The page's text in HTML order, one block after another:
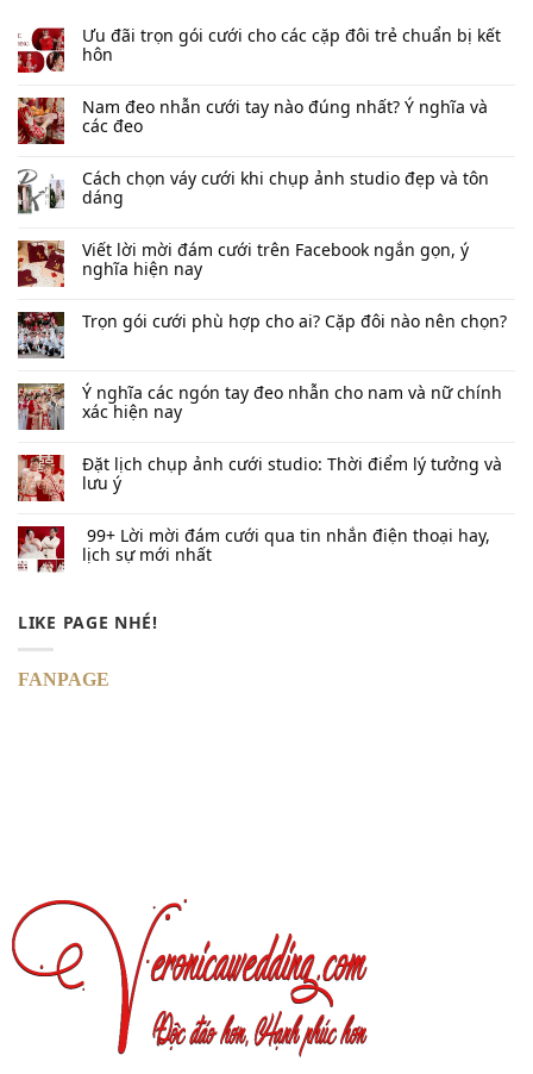
Ưu đãi trọn gói cưới cho các cặp đôi trẻ chuẩn bị kết
hôn
Nam đeo nhẫn cưới tay nào đúng nhất​? Ý nghĩa và
các đeo
Cách chọn váy cưới khi chụp ảnh studio đẹp và tôn
dáng
Viết lời mời đám cưới trên Facebook​ ngắn gọn, ý
nghĩa hiện nay
Trọn gói cưới phù hợp cho ai? Cặp đôi nào nên chọn?
Ý nghĩa các ngón tay đeo nhẫn cho nam và nữ chính
xác hiện nay
Đặt lịch chụp ảnh cưới studio: Thời điểm lý tưởng và
lưu ý
99+ Lời mời đám cưới qua tin nhắn​ điện thoại hay,
lịch sự mới nhất
LIKE PAGE NHÉ!
FANPAGE